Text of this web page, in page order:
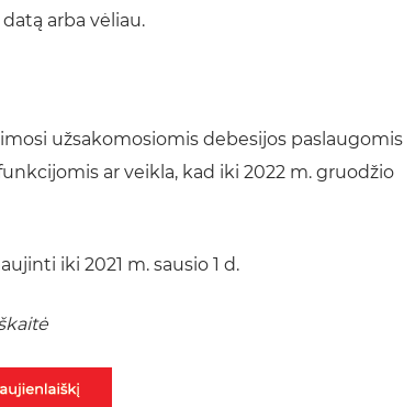
arba vėliau.
užsakomosiomis debesijos paslaugomis
ar veikla, kad iki 2022 m. gruodžio
iki 2021 m. sausio 1 d.